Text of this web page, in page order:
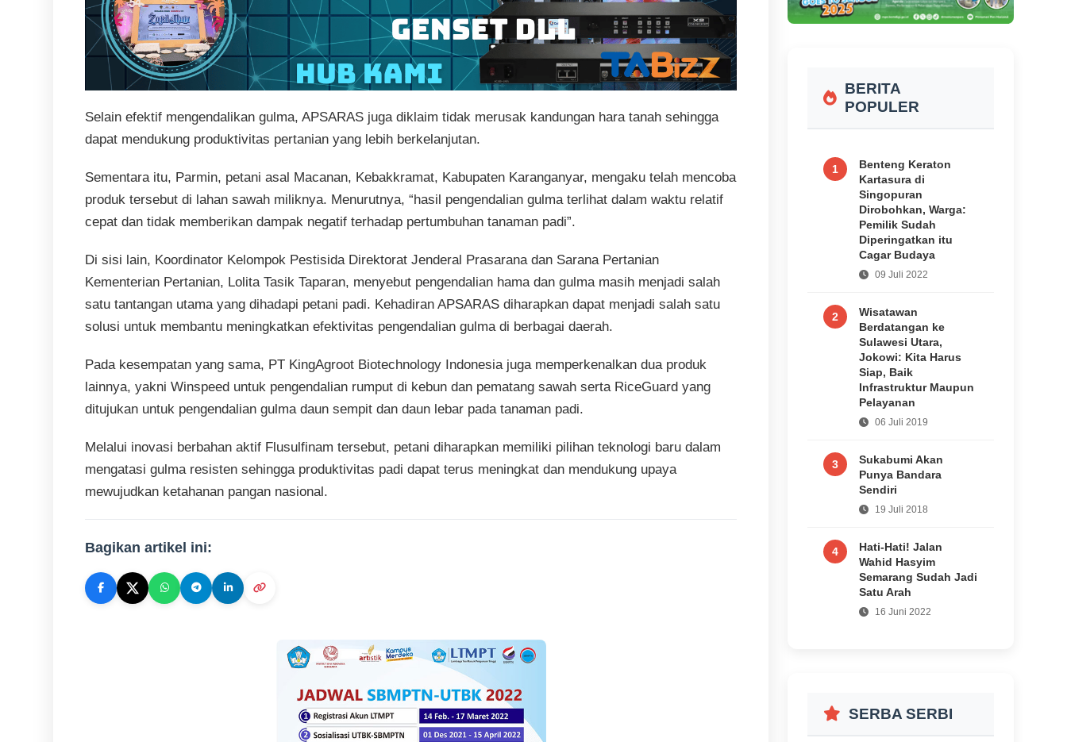
Selain efektif mengendalikan gulma, APSARAS juga diklaim tidak merusak kandungan hara tanah sehingga
dapat mendukung produktivitas pertanian yang lebih berkelanjutan.
Sementara itu, Parmin, petani asal Macanan, Kebakkramat, Kabupaten Karanganyar, mengaku telah mencoba
produk tersebut di lahan sawah miliknya. Menurutnya, “hasil pengendalian gulma terlihat dalam waktu relatif
cepat dan tidak memberikan dampak negatif terhadap pertumbuhan tanaman padi”.
Di sisi lain, Koordinator Kelompok Pestisida Direktorat Jenderal Prasarana dan Sarana Pertanian
Kementerian Pertanian, Lolita Tasik Taparan, menyebut pengendalian hama dan gulma masih menjadi salah
satu tantangan utama yang dihadapi petani padi. Kehadiran APSARAS diharapkan dapat menjadi salah satu
solusi untuk membantu meningkatkan efektivitas pengendalian gulma di berbagai daerah.
Pada kesempatan yang sama, PT KingAgroot Biotechnology Indonesia juga memperkenalkan dua produk
lainnya, yakni Winspeed untuk pengendalian rumput di kebun dan pematang sawah serta RiceGuard yang
ditujukan untuk pengendalian gulma daun sempit dan daun lebar pada tanaman padi.
Melalui inovasi berbahan aktif Flusulfinam tersebut, petani diharapkan memiliki pilihan teknologi baru dalam
mengatasi gulma resisten sehingga produktivitas padi dapat terus meningkat dan mendukung upaya
mewujudkan ketahanan pangan nasional.
Bagikan artikel ini:
Suguhkan
Kisah Klasik
BERITA
POPULER
1
Benteng Keraton
Kartasura di
Singopuran
Dirobohkan, Warga:
Pemilik Sudah
Diperingatkan itu
Cagar Budaya
09 Juli 2022
2
Wisatawan
Berdatangan ke
Sulawesi Utara,
Jokowi: Kita Harus
Siap, Baik
Infrastruktur Maupun
Pelayanan
06 Juli 2019
3
Sukabumi Akan
Punya Bandara
Sendiri
19 Juli 2018
4
Hati-Hati! Jalan
Wahid Hasyim
Semarang Sudah Jadi
Satu Arah
16 Juni 2022
SERBA SERBI